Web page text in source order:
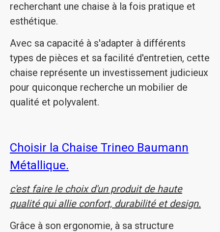
recherchant une chaise à la fois pratique et
esthétique.
Avec sa capacité à s'adapter à différents
types de pièces et sa facilité d'entretien, cette
chaise représente un investissement judicieux
pour quiconque recherche un mobilier de
qualité et polyvalent.
Choisir la Chaise Trineo Baumann
Métallique.
c'est faire le choix d'un produit de haute
qualité qui allie confort, durabilité et design.
Grâce à son ergonomie, à sa structure